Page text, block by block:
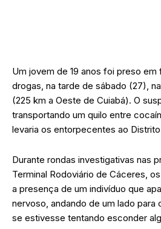
Um jovem de 19 anos foi preso
drogas, na tarde de sábado (27),
(225 km a Oeste de Cuiabá). O
transportando um quilo entre
levaria os entorpecentes ao
Durante rondas investigativas nas
Terminal Rodoviário de Cáceres,
a presença de um indivíduo que
nervoso, andando de um lado para
se estivesse tentando esconder